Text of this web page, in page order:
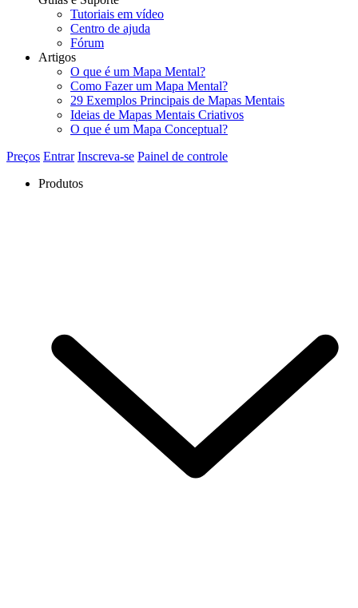
Tutoriais em vídeo
Centro de ajuda
Fórum
Artigos
O que é um Mapa Mental?
Como Fazer um Mapa Mental?
29 Exemplos Principais de Mapas Mentais
Ideias de Mapas Mentais Criativos
O que é um Mapa Conceptual?
Preços Entrar Inscreva-se Painel de controle
Produtos